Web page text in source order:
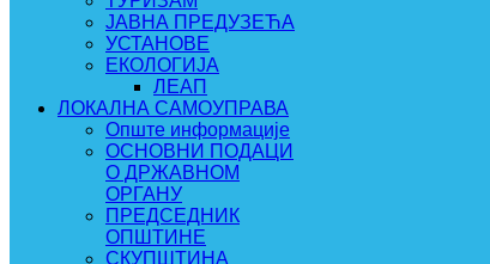
ЈАВНА ПРЕДУЗЕЋА
УСТАНОВЕ
ЕКОЛОГИЈА
ЛЕАП
ЛОКАЛНА САМОУПРАВА
Опште информације
ОСНОВНИ ПОДАЦИ
О ДРЖАВНОМ
ОРГАНУ
ПРЕДСЕДНИК
ОПШТИНЕ
СКУПШТИНА